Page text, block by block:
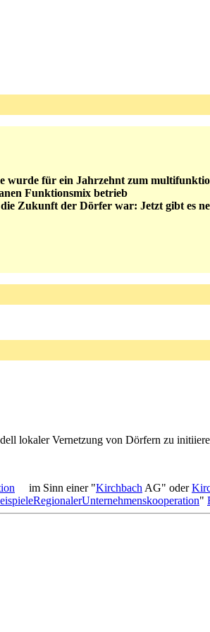
wurde für ein Jahrzehnt zum
Funktionsmix betrieb
Zukunft der Dörfer war: Jetzt gibt es
lokaler Vernetzung von Dörfern zu
im Sinn einer "Kirchbach AG" oder
"